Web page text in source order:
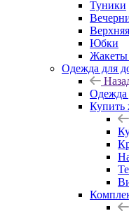
Туники
Юбки
Жакеты
Одежда для
Одежда
Купить